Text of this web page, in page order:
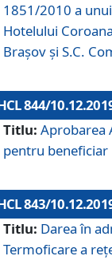
1851/2010 a
Hotelului
Braşov şi S.C.
844/
Titlu: Aprobarea
pentru
843/
Titlu: Darea în
Termoficare a